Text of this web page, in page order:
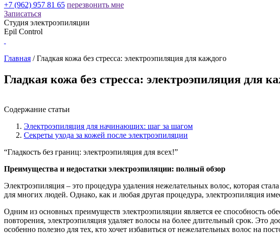
+7 (962) 957 81 65 перезвонить мне
Записаться
Студия электроэпиляции
Epil Control
Главная /Гладкая кожа без стресса: электроэпиляция для каждого
Гладкая кожа без стресса: электроэпиляция для
Содержание статьи
Электроэпиляция для начинающих: шаг за шагом
Секреты ухода за кожей после электроэпиляции
“Гладкость без границ: электроэпиляция для всех!”
Преимущества и недостатки электроэпиляции: полный обзор
Электроэпиляция – это процедура удаления нежелательных волос, которая
для многих людей. Однако, как и любая другая процедура, электроэпиляция
Одним из основных преимуществ электроэпиляции является ее способность
повторения, электроэпиляция удаляет волосы на более длительный срок. Это
особенно полезно для тех, кто хочет избавиться от нежелательных волос на